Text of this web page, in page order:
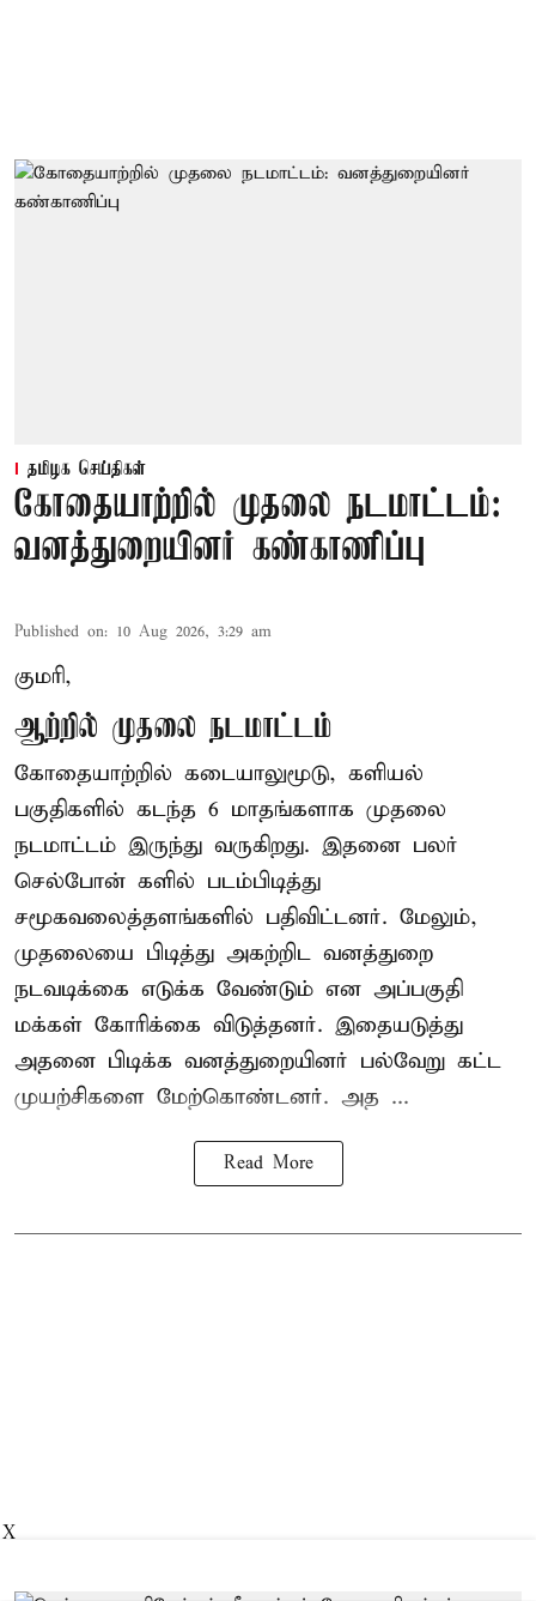
தமிழக செய்திகள்
கோதையாற்றில் முதலை நடமாட்டம்:
வனத்துறையினர் கண்காணிப்பு
Published on: 10 Aug 2026, 3:29 am
குமரி,
ஆற்றில் முதலை நடமாட்டம்
கோதையாற்றில் கடையாலுமூடு, களியல்
பகுதிகளில் கடந்த 6 மாதங்களாக முதலை
நடமாட்டம் இருந்து வருகிறது. இதனை பலர்
செல்போன் களில் படம்பிடித்து
சமூகவலைத்தளங்களில் பதிவிட்டனர். மேலும்,
முதலையை பிடித்து அகற்றிட வனத்துறை
நடவடிக்கை எடுக்க வேண்டும் என அப்பகுதி
மக்கள் கோரிக்கை விடுத்தனர். இதையடுத்து
அதனை பிடிக்க வனத்துறையினர் பல்வேறு கட்ட
முயற்சிகளை மேற்கொண்டனர். அத ...
Read More
X